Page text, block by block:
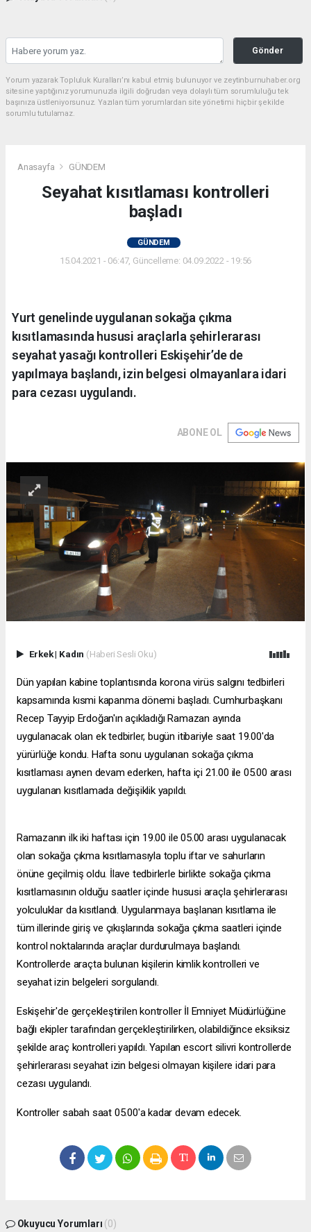
Gönder
Yorum yazarak Topluluk Kuralları’nı kabul etmiş bulunuyor ve zeytinburnuhaber.org
sitesine yaptığınız yorumunuzla ilgili doğrudan veya dolaylı tüm sorumluluğu tek
başınıza üstleniyorsunuz. Yazılan tüm yorumlardan site yönetimi hiçbir şekilde
sorumlu tutulamaz.
Anasayfa GÜNDEM
Seyahat kısıtlaması kontrolleri
başladı
GÜNDEM
15.04.2021 - 06:47, Güncelleme: 04.09.2022 - 19:56
Yurt genelinde uygulanan sokağa çıkma
kısıtlamasında hususi araçlarla şehirlerarası
seyahat yasağı kontrolleri Eskişehir’de de
yapılmaya başlandı, izin belgesi olmayanlara idari
para cezası uygulandı.
ABONE OL
Erkek| Kadın (Haberi Sesli Oku)
Dün yapılan kabine toplantısında korona virüs salgını tedbirleri
kapsamında kısmi kapanma dönemi başladı. Cumhurbaşkanı
Recep Tayyip Erdoğan'ın açıkladığı Ramazan ayında
uygulanacak olan ek tedbirler, bugün itibariyle saat 19.00'da
yürürlüğe kondu. Hafta sonu uygulanan sokağa çıkma
kısıtlaması aynen devam ederken, hafta içi 21.00 ile 05.00 arası
uygulanan kısıtlamada değişiklik yapıldı.
Ramazanın ilk iki haftası için 19.00 ile 05.00 arası uygulanacak
olan sokağa çıkma kısıtlamasıyla toplu iftar ve sahurların
önüne geçilmiş oldu. İlave tedbirlerle birlikte sokağa çıkma
kısıtlamasının olduğu saatler içinde hususi araçla şehirlerarası
yolculuklar da kısıtlandı. Uygulanmaya başlanan kısıtlama ile
tüm illerinde giriş ve çıkışlarında sokağa çıkma saatleri içinde
kontrol noktalarında araçlar durdurulmaya başlandı.
Kontrollerde araçta bulunan kişilerin kimlik kontrolleri ve
seyahat izin belgeleri sorgulandı.
Eskişehir'de gerçekleştirilen kontroller İl Emniyet Müdürlüğüne
bağlı ekipler tarafından gerçekleştirilirken, olabildiğince eksiksiz
şekilde araç kontrolleri yapıldı. Yapılan escort silivri kontrollerde
şehirlerarası seyahat izin belgesi olmayan kişilere idari para
cezası uygulandı.
Kontroller sabah saat 05.00'a kadar devam edecek.
Okuyucu Yorumları (0)